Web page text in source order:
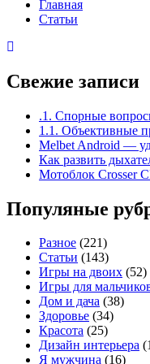
Главная
Статьи
Свежие записи
.1. Спорные
1.1. Объективные
Melbet Android —
Как развить
Мотоблок Crosser
Популяные
Разное (221)
Статьи (143)
Игры на двоих (52)
Игры для
Дом и дача (38)
Здоровье (34)
Красота (25)
Дизайн интерьера
Я мужчина (16)